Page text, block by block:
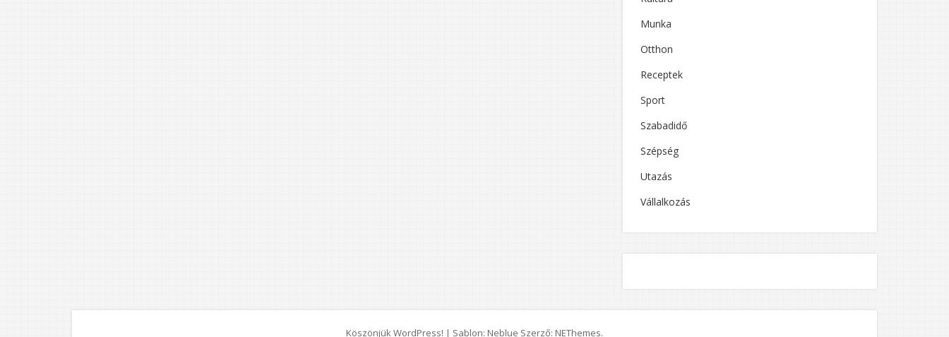
Munka
Otthon
Receptek
Sport
Szabadidő
Szépség
Utazás
Vállalkozás
Köszönjük WordPress! | Sablon: Neblue Szerző: NEThemes.